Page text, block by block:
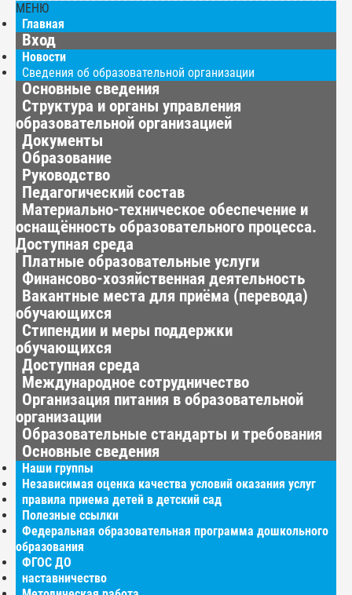
МЕНЮ
Главная
Вход
Новости
Сведения об образовательной организации
Основные сведения
Структура и органы управления
образовательной организацией
Документы
Образование
Руководство
Педагогический состав
Материально-техническое обеспечение и
оснащённость образовательного процесса.
Доступная среда
Платные образовательные услуги
Финансово-хозяйственная деятельность
Вакантные места для приёма (перевода)
обучающихся
Стипендии и меры поддержки
обучающихся
Доступная среда
Международное сотрудничество
Организация питания в образовательной
организации
Образовательные стандарты и требования
Основные сведения
Наши группы
Независимая оценка качества условий оказания услуг
правила приема детей в детский сад
Полезные ссылки
Федеральная образовательная программа дошкольного
образования
ФГОС ДО
наставничество